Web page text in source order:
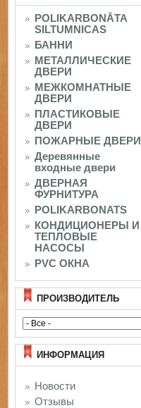
POLIKARBONĀTA
SILTUMNICAS
БАННИ
МЕТАЛЛИЧЕСКИЕ
ДВЕРИ
МЕЖКОМНАТНЫЕ
ДВЕРИ
ПЛАСТИКОВЫЕ
ДВЕРИ
ПОЖАРНЫЕ ДВЕРИ
Деревянные
входные двери
ДВЕРНАЯ
ФУРНИТУРА
POLIKARBONATS
КОНДИЦИОНЕРЫ И
ТЕПЛОВЫЕ
НАСОСЫ
PVC ОКНА
ПРОИЗВОДИТЕЛЬ
ИНФОРМАЦИЯ
Новости
Отзывы